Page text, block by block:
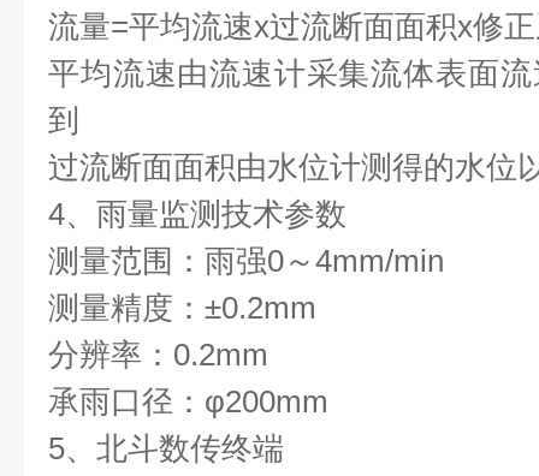
流量=平均流速x过流断面面积x修
平均流速由流速计采集流体表面
到
过流断面面积由水位计测得的水位
4、雨量监测技术参数
测量范围：雨强0～4mm/min
测量精度：±0.2mm
分辨率：0.2mm
承雨口径：φ200mm
5、北斗数传终端